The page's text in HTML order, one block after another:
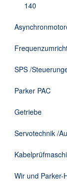
140
SPS /
Parker PAC
Getriebe
Servotechnik /
Wir und Parker-